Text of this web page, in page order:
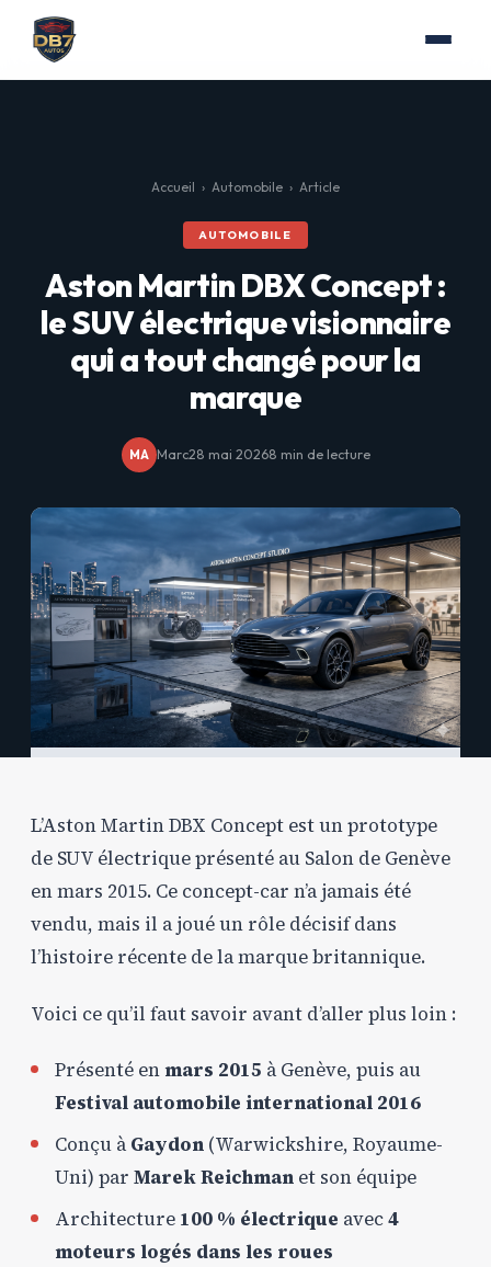
Accueil › Automobile › Article
AUTOMOBILE
Aston Martin DBX Concept :
le SUV électrique visionnaire
qui a tout changé pour la
marque
MA Marc28 mai 20268 min de lecture
L’Aston Martin DBX Concept est un prototype
de SUV électrique présenté au Salon de Genève
en mars 2015. Ce concept-car n’a jamais été
vendu, mais il a joué un rôle décisif dans
l’histoire récente de la marque britannique.
Voici ce qu’il faut savoir avant d’aller plus loin :
Présenté en mars 2015 à Genève, puis au
Festival automobile international 2016
Conçu à Gaydon (Warwickshire, Royaume-
Uni) par Marek Reichman et son équipe
Architecture 100 % électrique avec4
moteurs logés dans les roues